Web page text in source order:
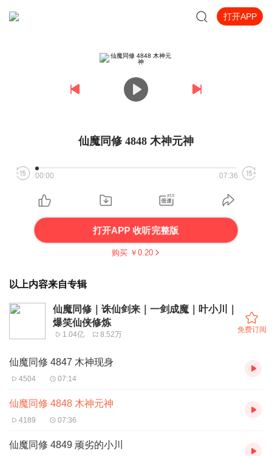
打开APP
仙魔同修 4848 木神元神
00:00 07:36
打开APP 收听完整版
购买 ￥ 0.20
以上内容来自专辑
仙魔同修｜诛仙剑来｜一剑成魔｜叶小川｜
爆笑仙侠修炼
1.04亿 8.52万
免费订阅
仙魔同修 4847 木神现身
4504 07:14
仙魔同修 4848 木神元神
4189 07:36
仙魔同修 4849 顽劣的小川